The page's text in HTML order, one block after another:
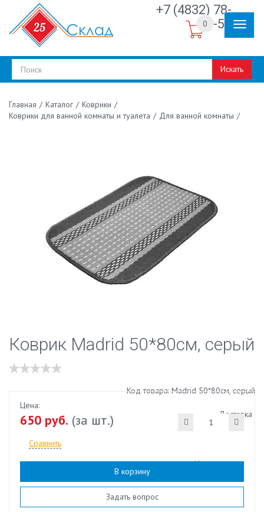
+7 (4832) 78-
30-50
Искать
0
Главная / Каталог / Коврики /
Коврики для ванной комнаты и туалета / Для ванной комнаты /
Коврик Madrid 50*80см, серый
Наличие:есть
Код товара: Madrid 50*80см, серый
Доставка
Цена:
650 руб. (за шт.)
Сравнить
В корзину
Задать вопрос